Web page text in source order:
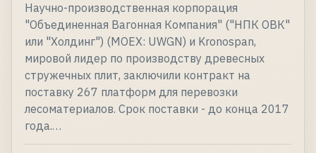
Научно-производственная корпорация
"Объединенная Вагонная Компания" ("НПК ОВК"
или "Холдинг") (MOEX: UWGN) и Kronospan,
мировой лидер по производству древесных
стружечных плит, заключили контракт на
поставку 267 платформ для перевозки
лесоматериалов. Срок поставки - до конца 2017
года.…